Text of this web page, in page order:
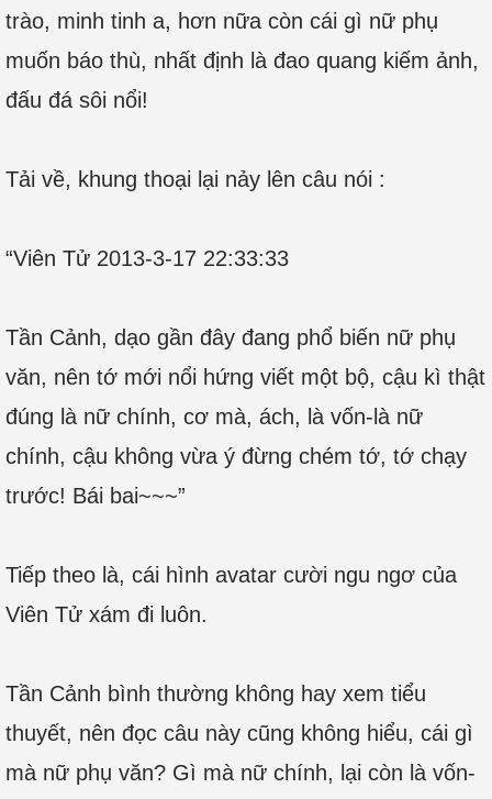
trào, minh tinh a, hơn nữa còn cái gì nữ phụ
muốn báo thù, nhất định là đao quang kiếm ảnh,
đấu đá sôi nổi!
Tải về, khung thoại lại nảy lên câu nói :
“Viên Tử 2013-3-17 22:33:33
Tần Cảnh, dạo gần đây đang phổ biến nữ phụ
văn, nên tớ mới nổi hứng viết một bộ, cậu kì thật
đúng là nữ chính, cơ mà, ách, là vốn-là nữ
chính, cậu không vừa ý đừng chém tớ, tớ chạy
trước! Bái bai~~~”
Tiếp theo là, cái hình avatar cười ngu ngơ của
Viên Tử xám đi luôn.
Tần Cảnh bình thường không hay xem tiểu
thuyết, nên đọc câu này cũng không hiểu, cái gì
mà nữ phụ văn? Gì mà nữ chính, lại còn là vốn-